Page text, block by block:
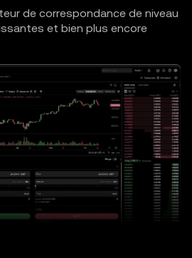
de correspondance de niveau
et bien plus encore